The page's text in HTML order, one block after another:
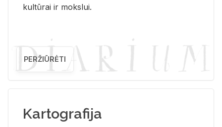
kul­tū­rai ir moks­lui.
PERŽIŪRĖTI
Kartografija